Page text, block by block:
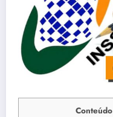
Conteúdo